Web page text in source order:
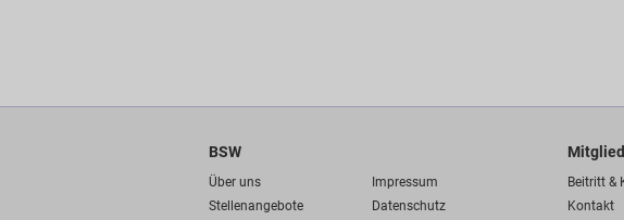
BSW
Über uns
Impressum
Stellenangebote
Datenschutz
Beitritt &
Kontakt